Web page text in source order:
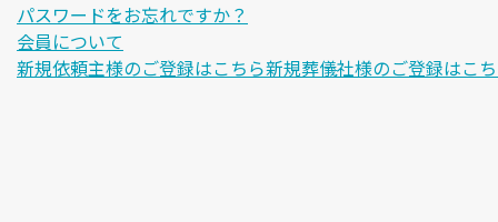
パスワードをお忘れですか？
会員について
新規依頼主様のご登録はこちら新規葬儀社様のご登録はこ